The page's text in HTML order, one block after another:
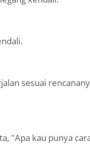
sesuai
"Apa kau punya